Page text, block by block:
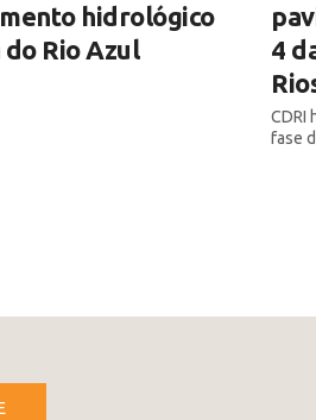
hidrológico
Rio Azul
4
CDRI
fase